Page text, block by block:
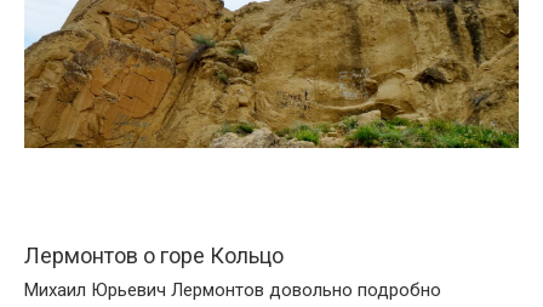
Лермонтов о горе Кольцо
Михаил Юрьевич Лермонтов довольно подробно